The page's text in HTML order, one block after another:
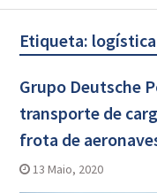
Etiqueta: logística
Grupo Deutsche
transporte de
frota de
13 Maio, 2020